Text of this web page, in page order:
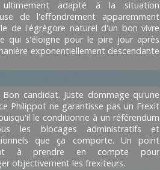
ultimement adapté à la situation
de l'effondrement apparemment
de l'égrégore naturel d'un bon vivre
qui s'éloigne pour le pire jour après
exponentiellement descendante
Bon candidat. Juste dommage qu'une
Philippot ne garantisse pas un Frexit
le conditionne à un référendum
les blocages administratifs et
que ça comporte. Un point
à prendre en compte pour
objectivement les frexiteurs.